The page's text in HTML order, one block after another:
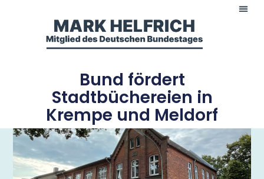
Bund fördert
Stadtbüchereien in
Krempe und Meldorf